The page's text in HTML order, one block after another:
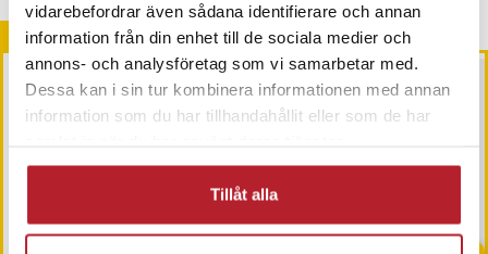
vidarebefordrar även sådana identifierare och annan
information från din enhet till de sociala medier och
annons- och analysföretag som vi samarbetar med.
Dessa kan i sin tur kombinera informationen med annan
information som du har tillhandahållit eller som de har
Tillåt alla
Andra köpte också